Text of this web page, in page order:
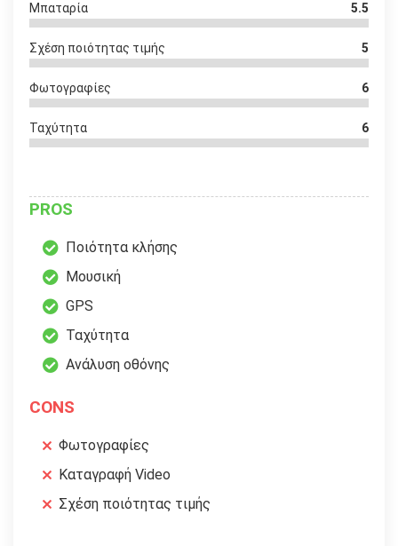
Μπαταρία 5.5
Σχέση ποιότητας τιμής 5
Φωτογραφίες 6
Ταχύτητα 6
PROS
Ποιότητα κλήσης
Μουσική
GPS
Ταχύτητα
Ανάλυση οθόνης
CONS
Φωτογραφίες
Καταγραφή Video
Σχέση ποιότητας τιμής